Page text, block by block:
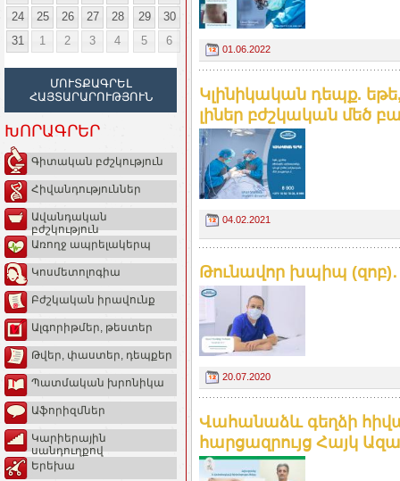
24
25 26 27 28 29
30
31
1 2 3 4 5 6
ՄՈՒՏՔԱԳՐԵԼ
ՀԱՅՏԱՐԱՐՈՒԹՅՈՒՆ
ԽՈՐԱԳՐԵՐ
Գիտական բժշկություն
Հիվանդություններ
Ավանդական
բժշկություն
Առողջ ապրելակերպ
Կոսմետոլոգիա
Բժշկական իրավունք
Ալգորիթմեր, թեստեր
Թվեր, փաստեր, դեպքեր
Պատմական խրոնիկա
Աֆորիզմներ
Կարիերային
սանդուղքով
Երեխա
01.06.2022
Կլինիկական դեպք.
լիներ բժշկական մեծ
04.02.2021
Թունավոր խպիպ (զոբ)․
20.07.2020
Վահանաձև գեղձի
հարցազրույց Հայկ